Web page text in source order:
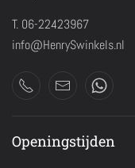
T. 06-22423967
info@HenrySwinkels.nl
Openingstijden